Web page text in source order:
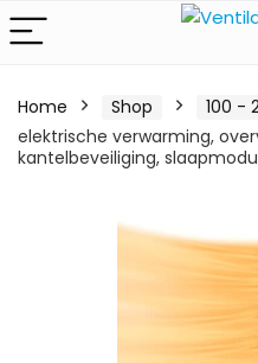
Home Shop 100 -
elektrische verwarming,
kantelbeveiliging,